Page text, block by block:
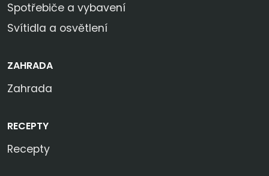
Spotřebiče a vybavení
Svítidla a osvětlení
ZAHRADA
Zahrada
RECEPTY
Recepty